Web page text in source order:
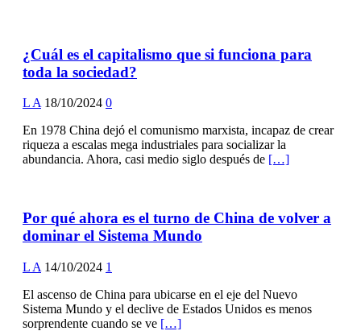
¿Cuál es el capitalismo que si funciona para
toda la sociedad?
L A 18/10/2024 0
En 1978 China dejó el comunismo marxista, incapaz de crear
riqueza a escalas mega industriales para socializar la
abundancia. Ahora, casi medio siglo después de […]
Por qué ahora es el turno de China de volver a
dominar el Sistema Mundo
L A 14/10/2024 1
El ascenso de China para ubicarse en el eje del Nuevo
Sistema Mundo y el declive de Estados Unidos es menos
sorprendente cuando se ve […]